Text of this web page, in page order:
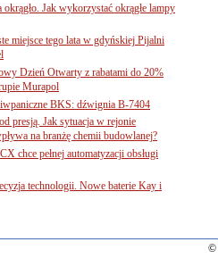
Jak wykorzystać okrągłe lampy
miejsce tego lata w gdyńskiej Pijalni
Dzień Otwarty z rabatami do 20%
Murapol
BKS: dźwignia B-7404
presją. Jak sytuacja w rejonie
na branżę chemii budowlanej?
chce pełnej automatyzacji obsługi
technologii. Nowe baterie Kay i
©